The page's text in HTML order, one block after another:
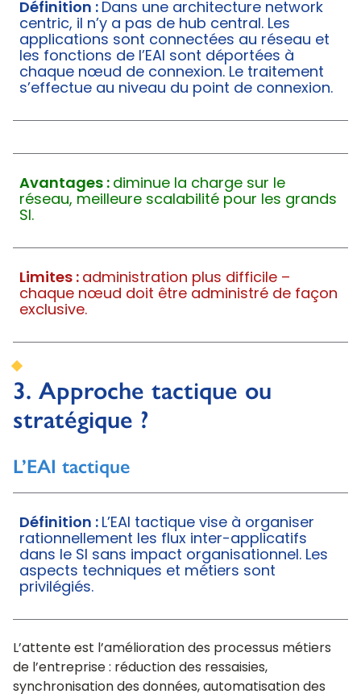
Définition : Dans une architecture network
centric, il n’y a pas de hub central. Les
applications sont connectées au réseau et
les fonctions de l’EAI sont déportées à
chaque nœud de connexion. Le traitement
s’effectue au niveau du point de connexion.
Avantages : diminue la charge sur le
réseau, meilleure scalabilité pour les grands
SI.
Limites : administration plus difficile –
chaque nœud doit être administré de façon
exclusive.
3. Approche tactique ou
stratégique ?
L’EAI tactique
Définition : L’EAI tactique vise à organiser
rationnellement les flux inter-applicatifs
dans le SI sans impact organisationnel. Les
aspects techniques et métiers sont
privilégiés.
L’attente est l’amélioration des processus métiers
de l’entreprise : réduction des ressaisies,
synchronisation des données, automatisation des